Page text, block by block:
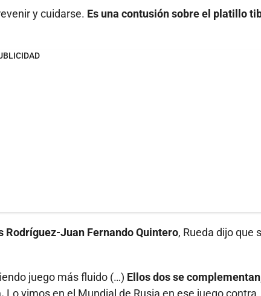
y cuidarse. Es una contusión sobre el platillo
Rodríguez-Juan Fernando Quintero, Rueda dijo que
juego más fluido (…) Ellos dos se
Lo vimos en el Mundial de Rusia en ese juego contra